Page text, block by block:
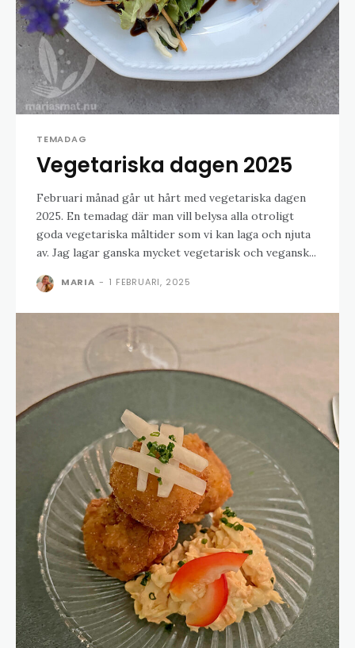
TEMADAG
Vegetariska dagen 2025
Februari månad går ut hårt med vegetariska dagen
2025. En temadag där man vill belysa alla otroligt
goda vegetariska måltider som vi kan laga och njuta
av. Jag lagar ganska mycket vegetarisk och vegansk...
MARIA - 1 FEBRUARI, 2025